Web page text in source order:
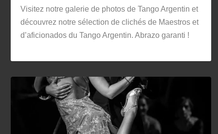
Visitez notre galerie de photos de Tango Argentin et
découvrez notre sélection de clichés de Maestros et
d’aficionados du Tango Argentin. Abrazo garanti !